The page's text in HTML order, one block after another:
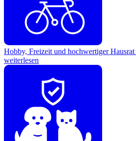
Hobby, Freizeit und hochwertiger Hausrat
weiterlesen